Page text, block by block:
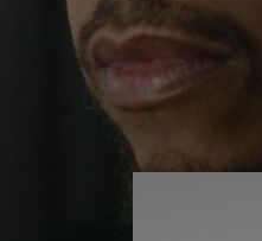
PARA
ATIVÁ-
LO
Sua RIMOWA Original
passo da jornada e
uma história de onde